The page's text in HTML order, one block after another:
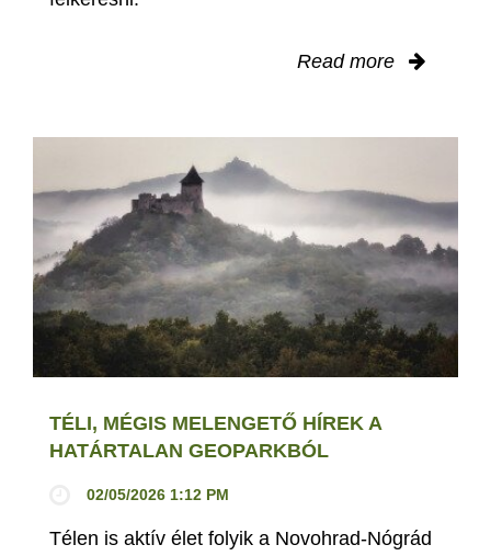
Read more
TÉLI, MÉGIS MELENGETŐ HÍREK A
HATÁRTALAN GEOPARKBÓL
02/05/2026 1:12 PM
Télen is aktív élet folyik a Novohrad-Nógrád